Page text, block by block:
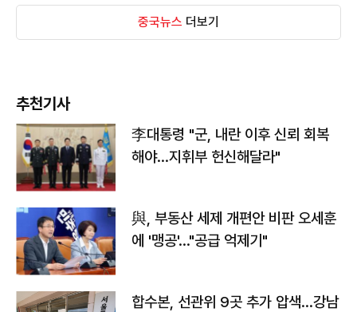
중국뉴스 더보기
추천기사
李대통령 "군, 내란 이후 신뢰 회복
해야…지휘부 헌신해달라"
與, 부동산 세제 개편안 비판 오세훈
에 '맹공'…"공급 억제기"
합수본, 선관위 9곳 추가 압색…강남